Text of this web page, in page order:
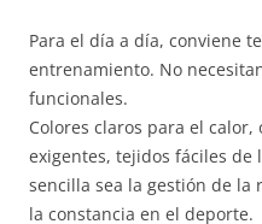
Para el día a día, conviene
entrenamiento. No
funcionales.
Colores claros para el calor,
exigentes, tejidos fáciles de
sencilla sea la gestión de la
la constancia en el deporte.